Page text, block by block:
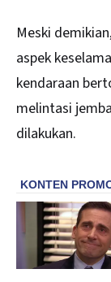
Meski
aspek
kendaraan
melintasi
dilakukan.